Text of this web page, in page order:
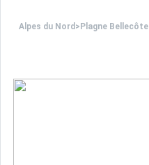
Alpes du Nord > Plagne Bellecôte